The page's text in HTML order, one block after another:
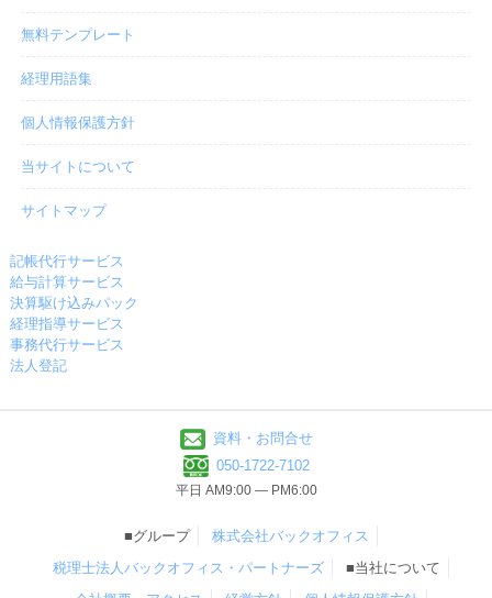
無料テンプレート
経理用語集
個人情報保護方針
当サイトについて
サイトマップ
記帳代行サービス
給与計算サービス
決算駆け込みパック
経理指導サービス
事務代行サービス
法人登記
資料・お問合せ
050-1722-7102
平日 AM9:00 ― PM6:00
■グループ
株式会社バックオフィス
税理士法人バックオフィス・パートナーズ
■当社について